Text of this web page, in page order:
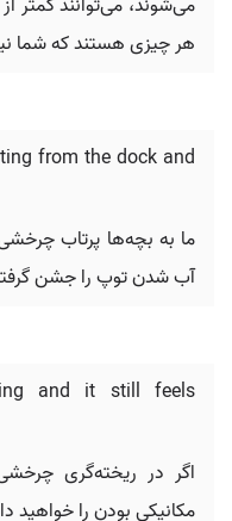
هر چیزی هستند که شما
from the dock and
ما به بچه‌ها پرتاب
آب شدن توپ را جشن
and it still feels
اگر در ریخته‌گری
مکانیکی بودن را خواهید